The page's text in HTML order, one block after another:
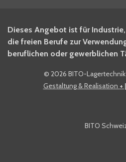
Dieses Angebot ist für
die freien Berufe zur
beruflichen oder gewerblichen
© 2026 BITO-
Gestaltung & Realisation +
BITO